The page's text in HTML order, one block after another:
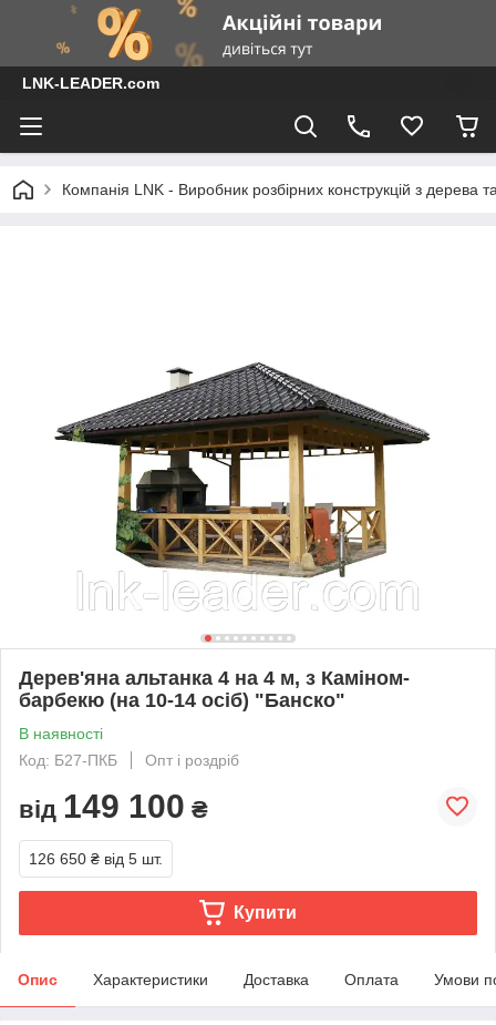
LNK-LEADER.com
Компанія LNK - Виробник розбірних конструкцій з дерева
Дерев'яна альтанка 4 на 4 м, з Каміном-
барбекю (на 10-14 осіб) "Банско"
В наявності
Код: Б27-ПКБ
Опт і роздріб
від 149 100 ₴
126 650 ₴ від 5 шт.
Купити
Опис Характеристики Доставка Оплата Умови